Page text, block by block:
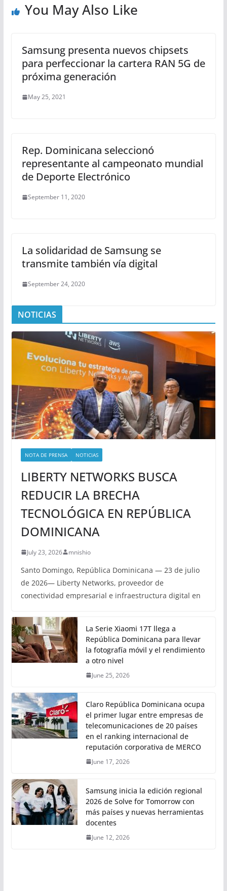
You May Also Like
Samsung presenta nuevos chipsets
para perfeccionar la cartera RAN 5G de
próxima generación
May 25, 2021
Rep. Dominicana seleccionó
representante al campeonato mundial
de Deporte Electrónico
September 11, 2020
La solidaridad de Samsung se
transmite también vía digital
September 24, 2020
NOTICIAS
NOTA DE PRENSA NOTICIAS
LIBERTY NETWORKS BUSCA
REDUCIR LA BRECHA
TECNOLÓGICA EN REPÚBLICA
DOMINICANA
July 23, 2026 mnishio
Santo Domingo, República Dominicana — 23 de julio
de 2026— Liberty Networks, proveedor de
conectividad empresarial e infraestructura digital en
La Serie Xiaomi 17T llega a
República Dominicana para llevar
la fotografía móvil y el rendimiento
a otro nivel
June 25, 2026
Claro República Dominicana ocupa
el primer lugar entre empresas de
telecomunicaciones de 20 países
en el ranking internacional de
reputación corporativa de MERCO
June 17, 2026
Samsung inicia la edición regional
2026 de Solve for Tomorrow con
más países y nuevas herramientas
docentes
June 12, 2026